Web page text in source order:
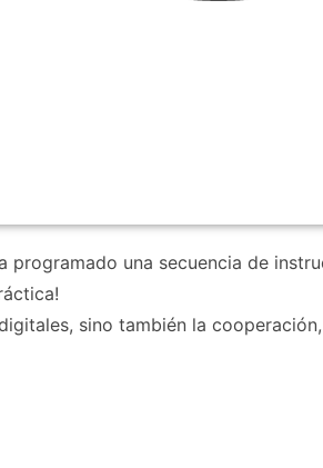
una secuencia de
sino también la